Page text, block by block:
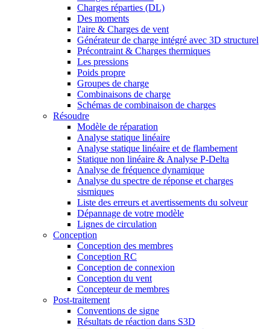
Charges réparties (DL)
Des moments
l'aire & Charges de vent
Générateur de charge intégré avec 3D structurel
Précontraint & Charges thermiques
Les pressions
Poids propre
Groupes de charge
Combinaisons de charge
Schémas de combinaison de charges
Résoudre
Modèle de réparation
Analyse statique linéaire
Analyse statique linéaire et de flambement
Statique non linéaire & Analyse P-Delta
Analyse de fréquence dynamique
Analyse du spectre de réponse et charges
sismiques
Liste des erreurs et avertissements du solveur
Dépannage de votre modèle
Lignes de circulation
Conception
Conception des membres
Conception RC
Conception de connexion
Conception du vent
Concepteur de membres
Post-traitement
Conventions de signe
Résultats de réaction dans S3D